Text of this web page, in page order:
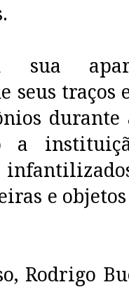
sua
seus traços
a
e
Rodrigo